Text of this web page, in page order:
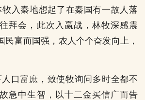
入秦地想起了在秦国有一故人落
拜会，此次入赢战，林牧深感震
民富而国强，农人个个奋发向上，
人口富庶，致使牧询问多时全都不
急中生智，以十二金买信广而告